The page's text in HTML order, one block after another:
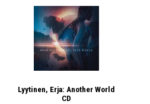
Lyytinen, Erja: Another World
CD